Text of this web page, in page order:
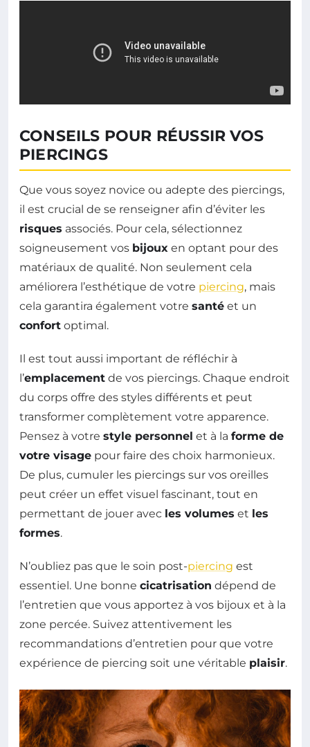
CONSEILS POUR RÉUSSIR VOS
PIERCINGS
Que vous soyez novice ou adepte des piercings,
il est crucial de se renseigner afin d’éviter les
risques associés. Pour cela, sélectionnez
soigneusement vos bijoux en optant pour des
matériaux de qualité. Non seulement cela
améliorera l’esthétique de votre piercing, mais
cela garantira également votre santé et un
confort optimal.
Il est tout aussi important de réfléchir à
l’emplacement de vos piercings. Chaque endroit
du corps offre des styles différents et peut
transformer complètement votre apparence.
Pensez à votre style personnel et à la forme de
votre visage pour faire des choix harmonieux.
De plus, cumuler les piercings sur vos oreilles
peut créer un effet visuel fascinant, tout en
permettant de jouer avec les volumes et les
formes.
N’oubliez pas que le soin post-piercing est
essentiel. Une bonne cicatrisation dépend de
l’entretien que vous apportez à vos bijoux et à la
zone percée. Suivez attentivement les
recommandations d’entretien pour que votre
expérience de piercing soit une véritable plaisir.